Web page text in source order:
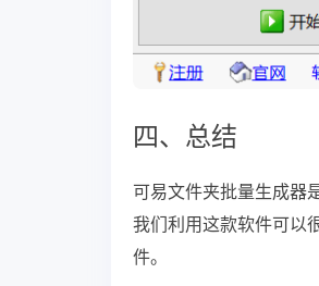
四、总结
可易文件夹批量生成器
我们利用这款软件可以
件。